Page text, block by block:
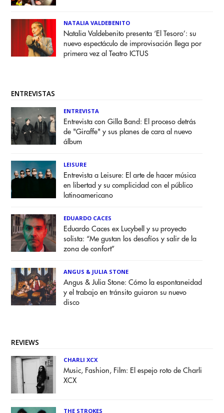
NATALIA VALDEBENITO
Natalia Valdebenito presenta ‘El Tesoro’: su
nuevo espectáculo de improvisación llega por
primera vez al Teatro ICTUS
ENTREVISTAS
ENTREVISTA
Entrevista con Gilla Band: El proceso detrás
de "Giraffe" y sus planes de cara al nuevo
álbum
LEISURE
Entrevista a Leisure: El arte de hacer música
en libertad y su complicidad con el público
latinoamericano
EDUARDO CACES
Eduardo Caces ex Lucybell y su proyecto
solista: “Me gustan los desafíos y salir de la
zona de confort”
ANGUS & JULIA STONE
Angus & Julia Stone: Cómo la espontaneidad
y el trabajo en tránsito guiaron su nuevo
disco
REVIEWS
CHARLI XCX
Music, Fashion, Film: El espejo roto de Charli
XCX
THE STROKES